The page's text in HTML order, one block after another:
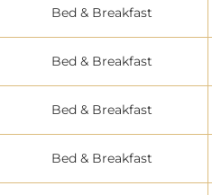
Bed & Breakfast
Bed & Breakfast
Bed & Breakfast
Bed & Breakfast